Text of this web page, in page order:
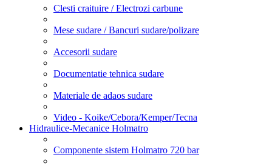
Clesti craituire / Electrozi carbune
Mese sudare / Bancuri sudare/polizare
Accesorii sudare
Documentatie tehnica sudare
Materiale de adaos sudare
Video - Koike/Cebora/Kemper/Tecna
Hidraulice-Mecanice Holmatro
Componente sistem Holmatro 720 bar